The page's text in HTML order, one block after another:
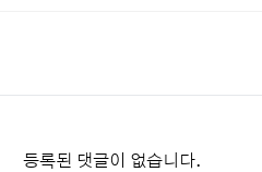
등록된 댓글이 없습니다.